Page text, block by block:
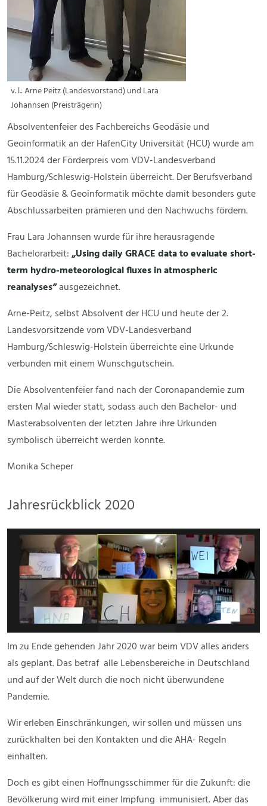
v. l.: Arne Peitz (Landesvorstand) und Lara
Johannsen (Preisträgerin)
Absolventenfeier des Fachbereichs Geodäsie und
Geoinformatik an der HafenCity Universität (HCU) wurde am
15.11.2024 der Förderpreis vom VDV-Landesverband
Hamburg/Schleswig-Holstein überreicht. Der Berufsverband
für Geodäsie & Geoinformatik möchte damit besonders gute
Abschlussarbeiten prämieren und den Nachwuchs fördern.
Frau Lara Johannsen wurde für ihre herausragende
Bachelorarbeit:„Using daily GRACE data to evaluate short-
term hydro-meteorological fluxes in atmospheric
reanalyses“ausgezeichnet.
Arne-Peitz, selbst Absolvent der HCU und heute der 2.
Landesvorsitzende vom VDV-Landesverband
Hamburg/Schleswig-Holstein überreichte eine Urkunde
verbunden mit einem Wunschgutschein.
Die Absolventenfeier fand nach der Coronapandemie zum
ersten Mal wieder statt, sodass auch den Bachelor- und
Masterabsolventen der letzten Jahre ihre Urkunden
symbolisch überreicht werden konnte.
Monika Scheper
Jahresrückblick 2020
Im zu Ende gehenden Jahr 2020 war beim VDV alles anders
als geplant. Das betraf alle Lebensbereiche in Deutschland
und auf der Welt durch die noch nicht überwundene
Pandemie.
Wir erleben Einschränkungen, wir sollen und müssen uns
zurückhalten bei den Kontakten und die AHA- Regeln
einhalten.
Doch es gibt einen Hoffnungsschimmer für die Zukunft: die
Bevölkerung wird mit einer Impfung immunisiert. Aber das